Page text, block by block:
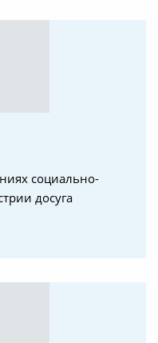
социально-
досуга